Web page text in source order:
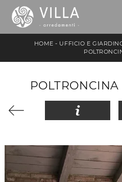
HOME - UFFICIO E